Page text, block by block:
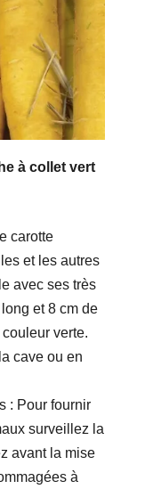
à collet vert
carotte
et les autres
avec ses très
et 8 cm de
verte.
cave ou en
: Pour fournir
surveillez la
avant la mise
à